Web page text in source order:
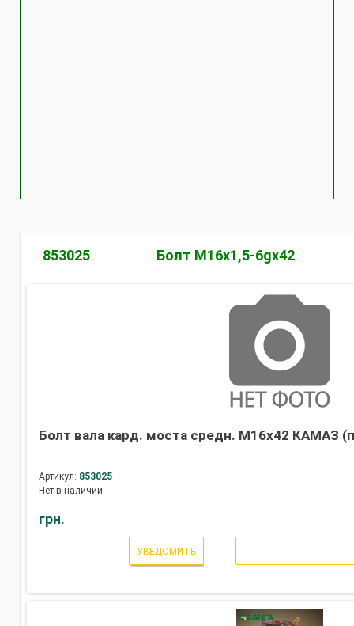
853025 Болт М16х1,5-6gх42
Болт вала кард. моста средн. М16х42 КАМАЗ
Артикул: 853025
Нет в наличии
грн.
УВЕДОМИТЬ